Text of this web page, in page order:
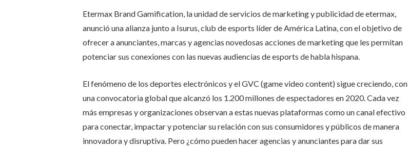
Etermax Brand Gamification, la unidad de servicios de marketing y publicidad de etermax,
anunció una alianza junto a Isurus, club de esports líder de América Latina, con el objetivo de
ofrecer a anunciantes, marcas y agencias novedosas acciones de marketing que les permitan
potenciar sus conexiones con las nuevas audiencias de esports de habla hispana.
El fenómeno de los deportes electrónicos y el GVC (game video content) sigue creciendo, con
una convocatoria global que alcanzó los 1.200 millones de espectadores en 2020. Cada vez
más empresas y organizaciones observan a estas nuevas plataformas como un canal efectivo
para conectar, impactar y potenciar su relación con sus consumidores y públicos de manera
innovadora y disruptiva. Pero ¿cómo pueden hacer agencias y anunciantes para dar sus